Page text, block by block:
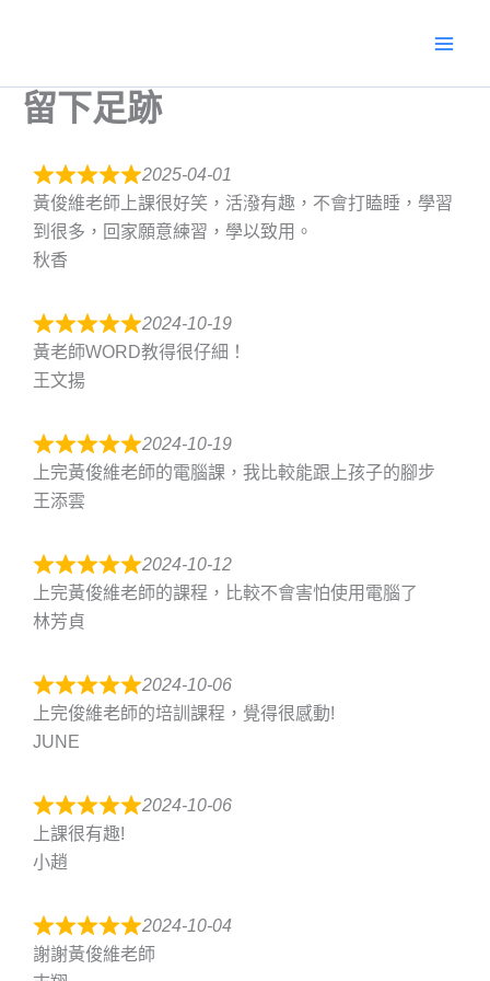
留下足跡
2025-04-01
黃俊維老師上課很好笑，活潑有趣，不會打瞌睡，學習
到很多，回家願意練習，學以致用。
秋香
2024-10-19
黃老師WORD教得很仔細！
王文揚
2024-10-19
上完黃俊維老師的電腦課，我比較能跟上孩子的腳步
王添雲
2024-10-12
上完黃俊維老師的課程，比較不會害怕使用電腦了
林芳貞
2024-10-06
上完俊維老師的培訓課程，覺得很感動!
JUNE
2024-10-06
上課很有趣!
小趙
2024-10-04
謝謝黃俊維老師